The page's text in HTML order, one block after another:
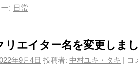
: 日常
リエイター名を変更しま
年9月4日 投稿者: 中村ユキ・タキ | コ